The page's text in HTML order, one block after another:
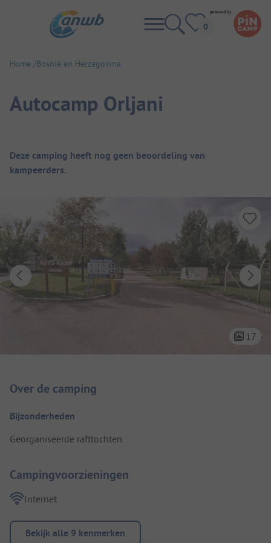
Home Bosnië en Herzegovina
Autocamp Orljani
Camping overzicht
Deze camping heeft nog geen beoordeling van
kampeerders.
17
Over de camping
Bijzonderheden
Georganiseerde rafttochten.
Campingvoorzieningen
Internet
Bekijk alle 9 kenmerken